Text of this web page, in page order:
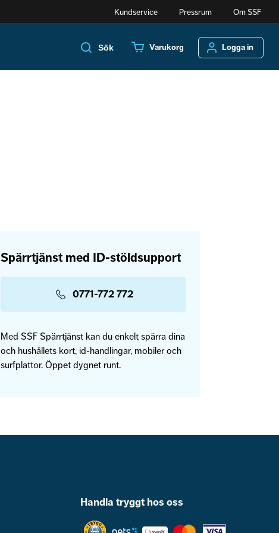
Kundservice Pressrum Om SSF
Sök Varukorg Logga in
Spärrtjänst med ID-stöldsupport
0771-772 772
Med SSF Spärrtjänst kan du enkelt spärra dina
och hushållets kort, id-handlingar, mobiler och
surfplattor. Öppet dygnet runt.
Handla tryggt hos oss